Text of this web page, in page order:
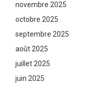
novembre 2025
octobre 2025
septembre 2025
août 2025
juillet 2025
juin 2025